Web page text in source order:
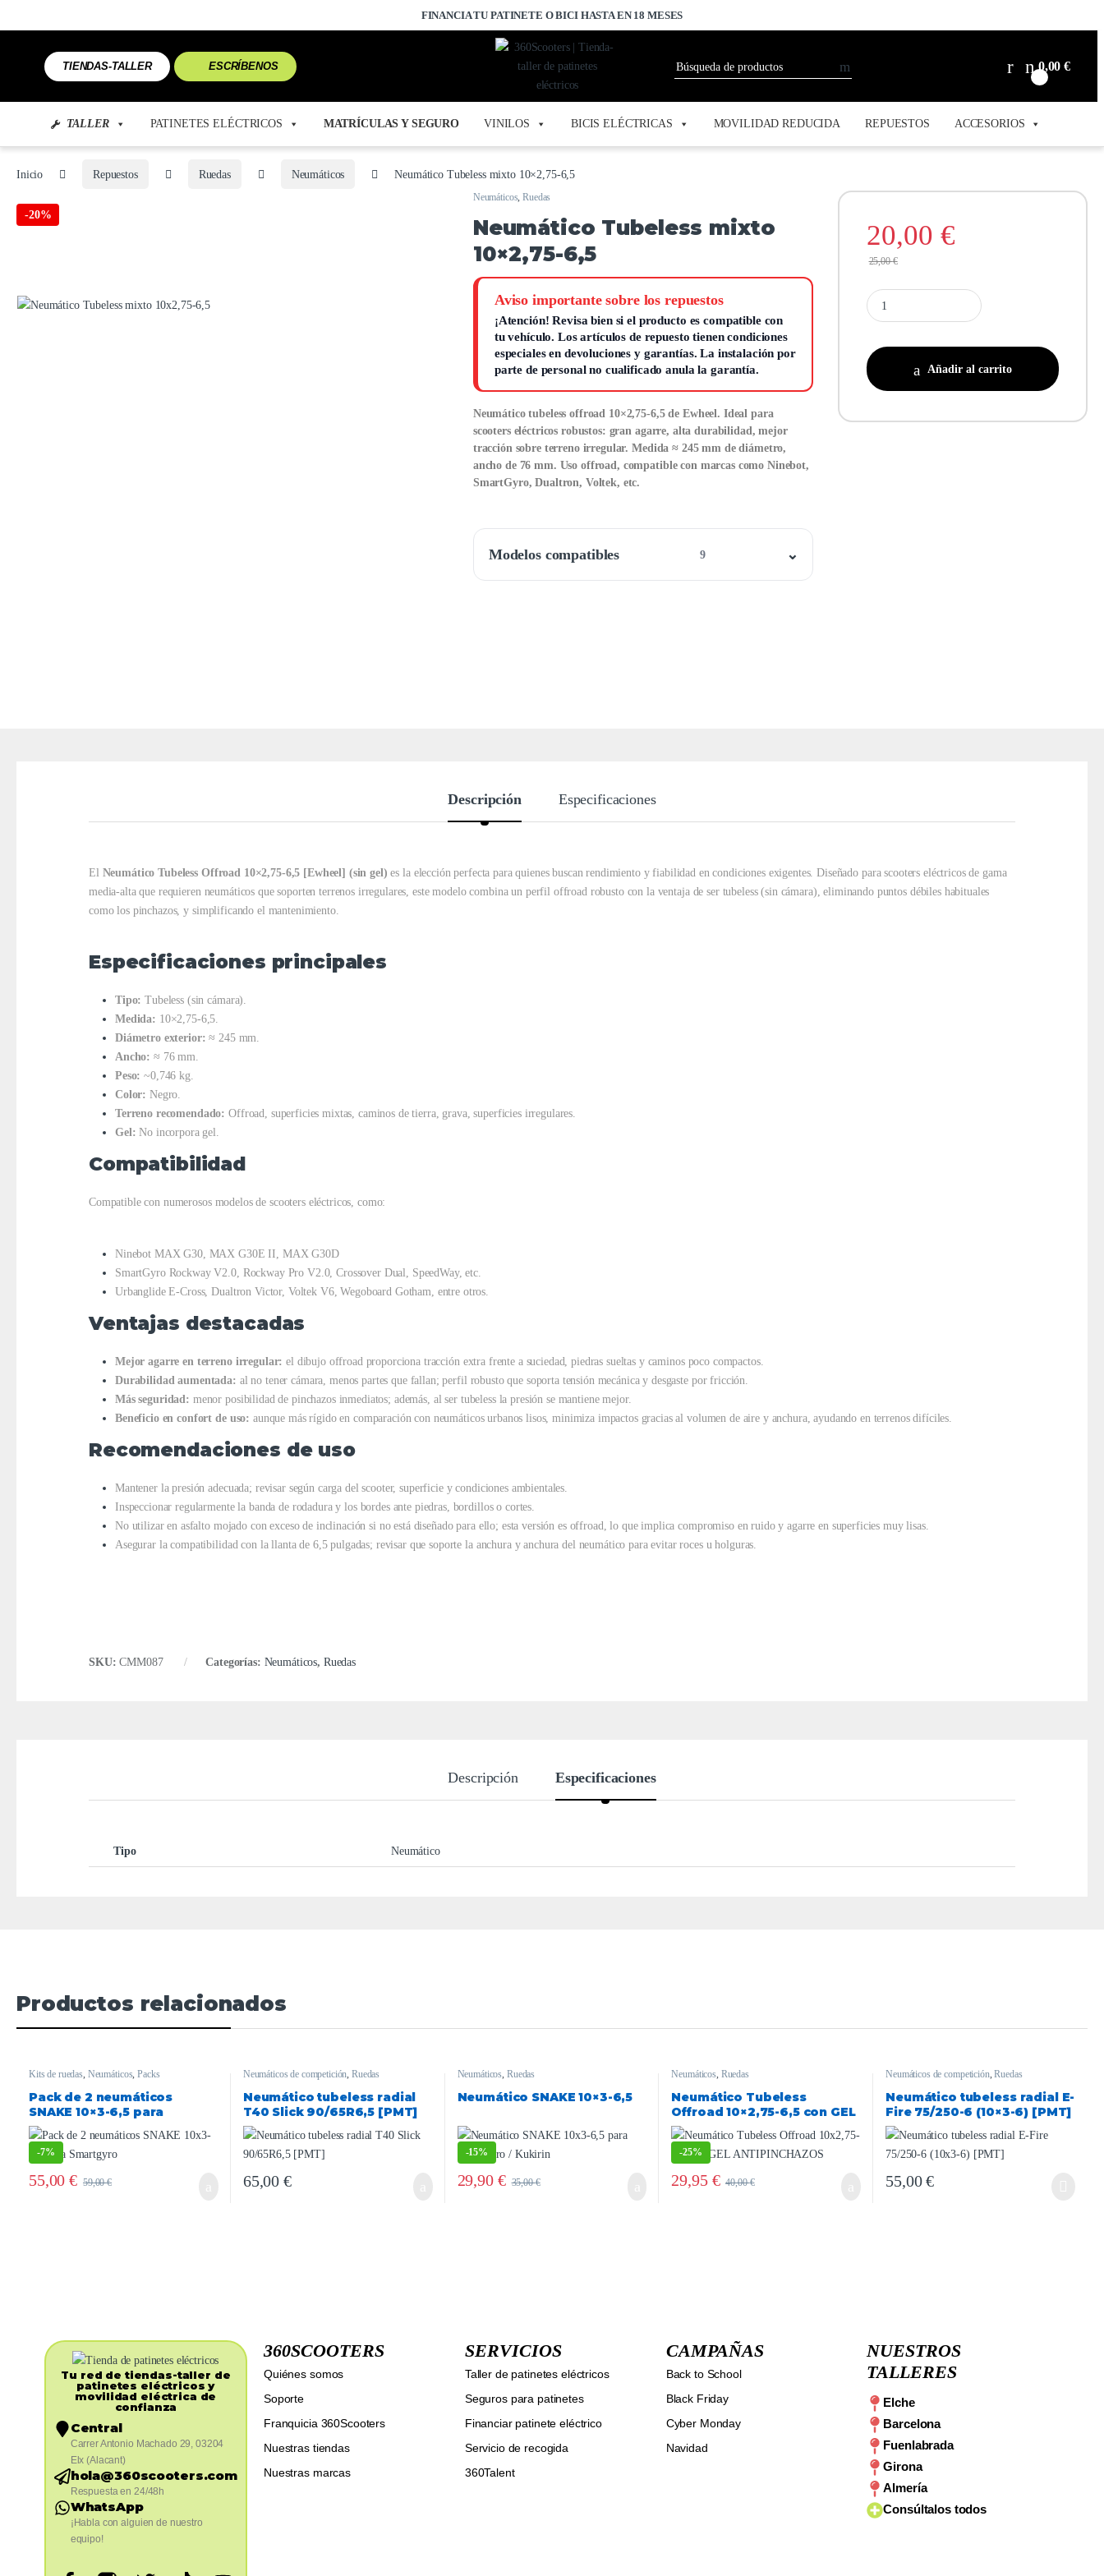
FINANCIA TU PATINETE O BICI HASTA EN 18 MESES
TIENDAS-TALLER ESCRÍBENOS 0,00€
TALLER PATINETES ELÉCTRICOS MATRÍCULAS Y SEGURO VINILOS BICIS ELÉCTRICAS MOVILIDAD REDUCIDA REPUESTOS ACCESORIOS
Inicio Repuestos Ruedas Neumáticos Neumático Tubeless mixto 10×2,75-6,5
-20%
Neumáticos,Ruedas
Neumático Tubeless mixto
10×2,75-6,5
Aviso importante sobre los repuestos
¡Atención!Revisa bien si el producto es compatible con
tu vehículo. Los artículos de repuesto tienen condiciones
especiales en devoluciones y garantías.La instalación por
parte de personal no cualificado anula la garantía.
Neumático tubeless offroad 10×2,75-6,5 de Ewheel. Ideal para
scooters eléctricos robustos: gran agarre, alta durabilidad, mejor
tracción sobre terreno irregular. Medida ≈ 245 mm de diámetro,
ancho de 76 mm. Uso offroad, compatible con marcas como Ninebot,
SmartGyro, Dualtron, Voltek, etc.
Modelos compatibles 9
20,00 €
25,00€
Añadir al carrito
Descripción Especificaciones
El Neumático Tubeless Offroad 10×2,75-6,5 [Ewheel] (sin gel) es la elección perfecta para quienes buscan rendimiento y fiabilidad en condiciones exigentes. Diseñado para scooters eléctricos de gama
media-alta que requieren neumáticos que soporten terrenos irregulares, este modelo combina un perfil offroad robusto con la ventaja de ser tubeless (sin cámara), eliminando puntos débiles habituales
como los pinchazos, y simplificando el mantenimiento.
Especificaciones principales
Tipo: Tubeless (sin cámara).
Medida: 10×2,75-6,5.
Diámetro exterior: ≈ 245 mm.
Ancho: ≈ 76 mm.
Peso: ~0,746 kg.
Color: Negro.
Terreno recomendado: Offroad, superficies mixtas, caminos de tierra, grava, superficies irregulares.
Gel: No incorpora gel.
Compatibilidad
Compatible con numerosos modelos de scooters eléctricos, como:
Ninebot MAX G30, MAX G30E II, MAX G30D
SmartGyro Rockway V2.0, Rockway Pro V2.0, Crossover Dual, SpeedWay, etc.
Urbanglide E-Cross, Dualtron Victor, Voltek V6, Wegoboard Gotham, entre otros.
Ventajas destacadas
Mejor agarre en terreno irregular: el dibujo offroad proporciona tracción extra frente a suciedad, piedras sueltas y caminos poco compactos.
Durabilidad aumentada: al no tener cámara, menos partes que fallan; perfil robusto que soporta tensión mecánica y desgaste por fricción.
Más seguridad: menor posibilidad de pinchazos inmediatos; además, al ser tubeless la presión se mantiene mejor.
Beneficio en confort de uso: aunque más rígido en comparación con neumáticos urbanos lisos, minimiza impactos gracias al volumen de aire y anchura, ayudando en terrenos difíciles.
Recomendaciones de uso
Mantener la presión adecuada; revisar según carga del scooter, superficie y condiciones ambientales.
Inspeccionar regularmente la banda de rodadura y los bordes ante piedras, bordillos o cortes.
No utilizar en asfalto mojado con exceso de inclinación si no está diseñado para ello; esta versión es offroad, lo que implica compromiso en ruido y agarre en superficies muy lisas.
Asegurar la compatibilidad con la llanta de 6,5 pulgadas; revisar que soporte la anchura y anchura del neumático para evitar roces u holguras.
SKU:CMM087 Categorías: Neumáticos, Ruedas
Descripción Especificaciones
Tipo Neumático
Productos relacionados
Kits de ruedas, Neumáticos,Packs
Pack de 2 neumáticos
SNAKE 10×3-6,5 para
Smartgyro
-7%
55,00€ 59,00€
Neumáticos de competición,Ruedas
Neumático tubeless radial
T40 Slick 90/65R6,5 [PMT]
65,00 €
Neumáticos, Ruedas
Neumático SNAKE 10×3-6,5
-15%
29,90 € 35,00€
Neumáticos, Ruedas
Neumático Tubeless
Offroad 10×2,75-6,5 con GEL
ANTIPINCHAZOS
-25%
29,95 € 40,00€
Neumáticos de competición,Ruedas
Neumático tubeless radial E-
Fire 75/250-6 (10×3-6) [PMT]
55,00€
Tu red de tiendas-taller de
patinetes eléctricos y
movilidad eléctrica de
confianza​
Central
Carrer Antonio Machado 29, 03204
Elx (Alacant)
hola@360scooters.com
Respuesta en 24/48h
WhatsApp
¡Habla con alguien de nuestro
equipo!
360SCOOTERS
Quiénes somos
Soporte
Franquicia 360Scooters
Nuestras tiendas
Nuestras marcas
SERVICIOS
Taller de patinetes eléctricos
Seguros para patinetes
Financiar patinete eléctrico
Servicio de recogida
360Talent
CAMPAÑAS
Back to School
Black Friday
Cyber Monday
Navidad
NUESTROS
TALLERES
Elche
Barcelona
Fuenlabrada
Girona
Almería
Consúltalos todos